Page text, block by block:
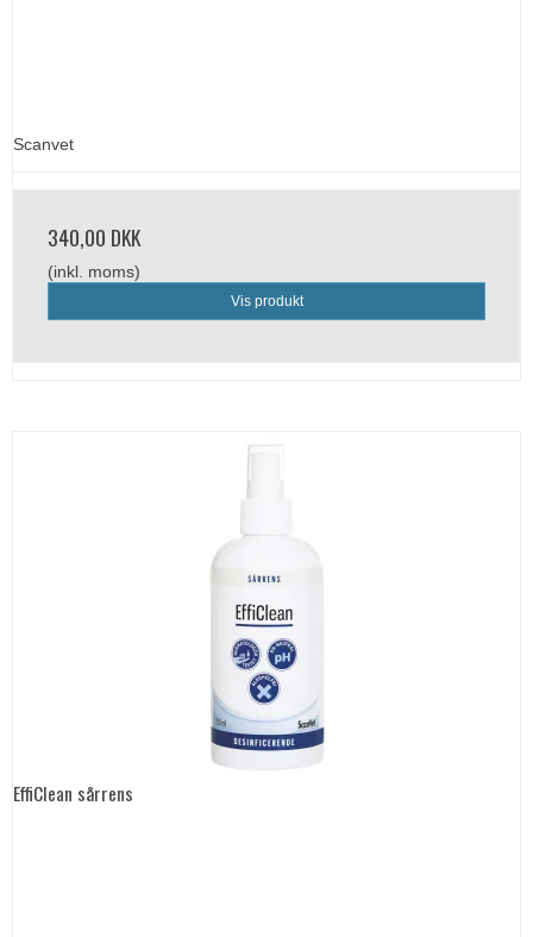
Scanvet
340,00 DKK
(inkl. moms)
Vis produkt
EffiClean sårrens